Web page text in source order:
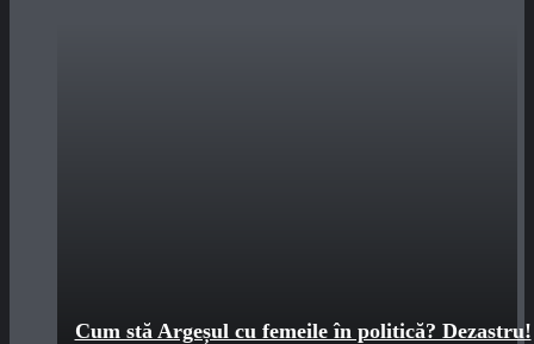
Cum stă Argeșul cu femeile în politică? Dezastru!